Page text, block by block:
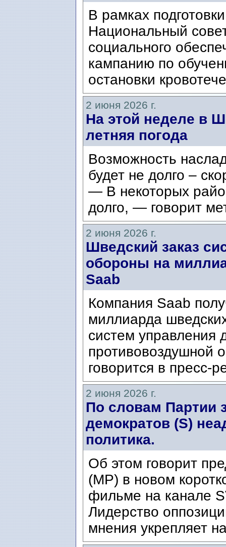
В рамках
Национальный
социального
кампанию по
остановки
2 июня 2026 г.
На этой неделе в
летняя погода
Возможность
будет не долго –
— В некоторых
долго, — говорит
2 июня 2026 г.
Шведский заказ
обороны на
Saab
Компания Saab
миллиарда
систем управления
противовоздушной
говорится в пресс-
2 июня 2026 г.
По словам Партии
демократов (S)
политика.
Об этом говорит
(MP) в новом
фильме на канале
Лидерство
мнения укрепляет